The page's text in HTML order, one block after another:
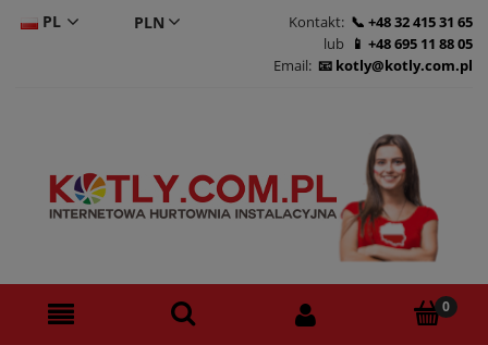
PL Kontakt:
+48 32 415 31 65
lub
+48 695 11 88 05
Email:
kotly@kotly.com.pl